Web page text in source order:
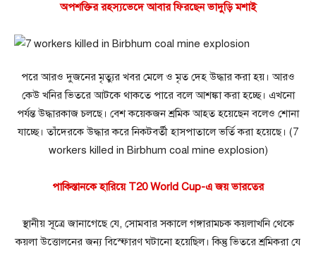
অপশক্তির রহস্যভেদে আবার ফিরছেন ভাদুড়ি মশাই
পরে আরও দুজনের মৃত্যুর খবর মেলে ও মৃত দেহ উদ্ধার করা হয়। আরও
কেউ খনির ভিতরে আটকে থাকতে পারে বলে আশঙ্কা করা হচ্ছে। এখনো
পর্যন্ত উদ্ধারকাজ চলছে। বেশ কয়েকজন শ্রমিক আহত হয়েছেন বলেও শোনা
যাচ্ছে। তাঁদেরকে উদ্ধার করে নিকটবর্তী হাসপাতালে ভর্তি করা হয়েছে। (7
workers killed in Birbhum coal mine explosion)
পাকিস্তানকে হারিয়ে T20 World Cup-এ জয় ভারতের
স্থানীয় সূত্রে জানাগেছে যে, সোমবার সকালে গঙ্গারামচক কয়লাখনি থেকে
কয়লা উত্তোলনের জন্য বিস্ফোরণ ঘটানো হয়েছিল। কিন্তু ভিতরে শ্রমিকরা যে